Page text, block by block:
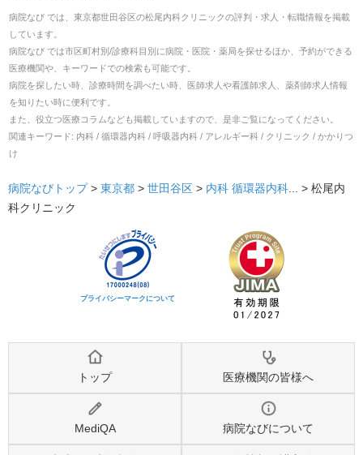
病院なび では、 東京都世田谷区の松尾内科クリニックの評判・求人・転職情報を掲載
しています。
病院なび では市区町村別/診療科目別に病院・医院・薬局を探せるほか、予約ができる
医療機関や、キーワードでの検索も可能です。
病院を探したい時、診療時間を調べたい時、医師求人や看護師求人、薬剤師求人情報
を知りたい時に便利です。
また、役立つ医療コラムなども掲載していますので、是非ご覧になってください。
関連キーワード: 内科 / 循環器内科 / 呼吸器内科 / アレルギー科 / クリニック / かかりつ
け
病院なびトップ > 東京都 > 世田谷区 > 内科 循環器内科... > 松尾内
科クリニック
プライバシーマークについて
トップ 医療機関の皆様へ
MediQA 病院なびについて